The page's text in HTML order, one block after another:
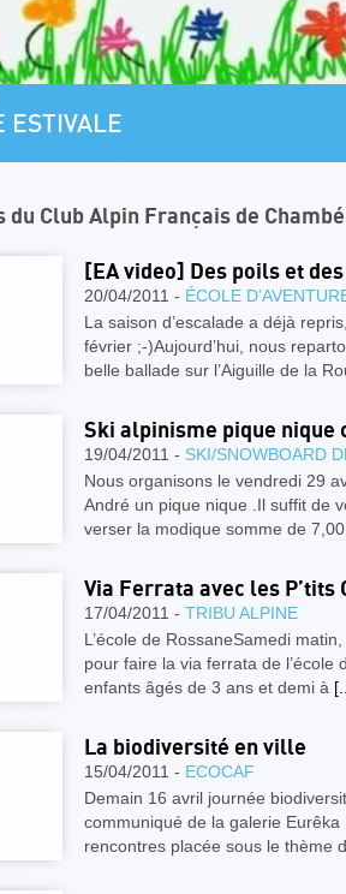
ESTIVALE
du Club Alpin Français de
[EA video] Des poils et
20/04/2011 - ÉCOLE
La saison d’escalade a déjà
février ;-)Aujourd’hui, nous
belle ballade sur l’Aiguille de la
Ski alpinisme pique nique
19/04/2011 - SKI/SNOWBOARD
Nous organisons le vendredi 29
André un pique nique .Il suffit de
verser la modique somme de
Via Ferrata avec les P’tits
17/04/2011 - TRIBU ALPINE
L’école de RossaneSamedi
pour faire la via ferrata de l’école
enfants âgés de 3 ans et demi à
La biodiversité en ville
15/04/2011 - ECOCAF
Demain 16 avril journée
communiqué de la galerie
rencontres placée sous le thème